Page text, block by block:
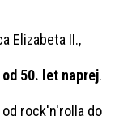
Elizabeta II.,
50. let naprej.
rock'n'rolla do